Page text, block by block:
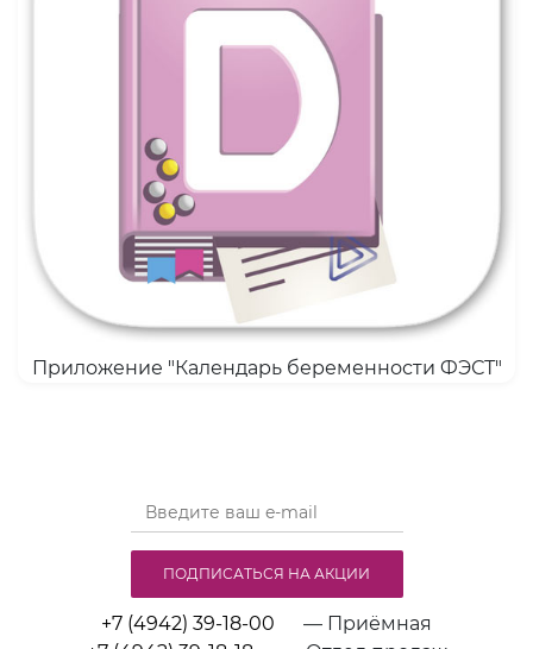
Приложение "Календарь беременности ФЭСТ"
+7 (4942) 39-18-00
— Приёмная
ПОДПИСАТЬСЯ НА АКЦИИ